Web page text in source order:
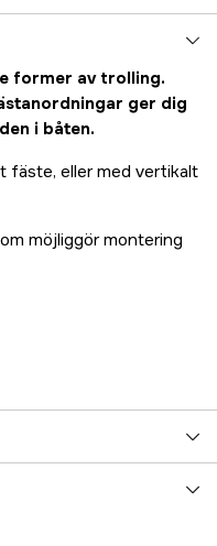
former av trolling.
ger dig
i båten.
fäste, eller med vertikalt
möjliggör montering
3000000190